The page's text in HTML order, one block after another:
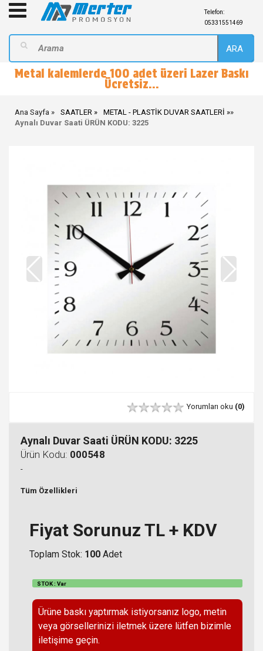
Telefon:
05331551469
ARA
Metal kalemlerde 100 adet üzeri Lazer Baskı
Ücretsiz...
Ana Sayfa SAATLER »
METAL - PLASTİK DUVAR SAATLERİ
Aynalı Duvar Saati ÜRÜN KODU: 3225
Yorumları oku (0)
Aynalı Duvar Saati ÜRÜN KODU: 3225
Ürün Kodu: 000548
-
Tüm Özellikleri
Fiyat Sorunuz TL + KDV
Toplam Stok: 100 Adet
STOK : Var
Ürüne baskı yaptırmak istiyorsanız logo, metin
veya görsellerinizi iletmek üzere lütfen bizimle
iletişime geçin.